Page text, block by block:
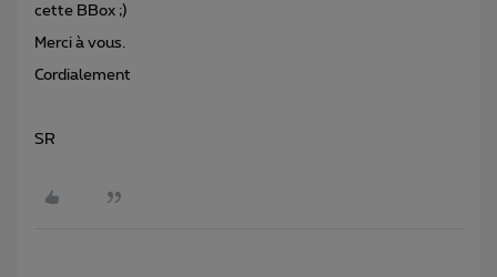
cette BBox ;)
Merci à vous.
Cordialement
SR